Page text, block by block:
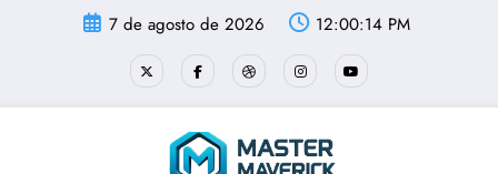
7 de agosto de 2026 12:00:15 PM